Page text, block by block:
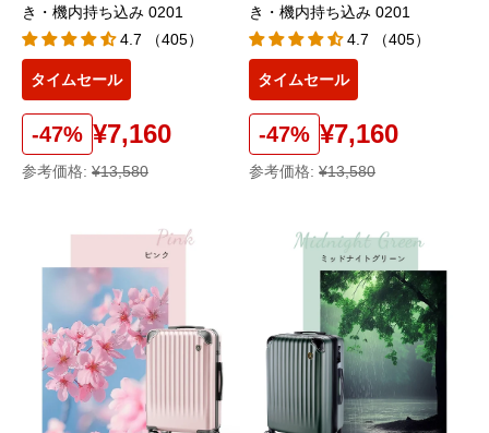
き・機内持ち込み 0201
4.7 （405）
タイムセール
-47% ¥7,160
参考価格: ¥13,580
き・機内持ち込み 0201
4.7 （405）
タイムセール
-47% ¥7,160
参考価格: ¥13,580